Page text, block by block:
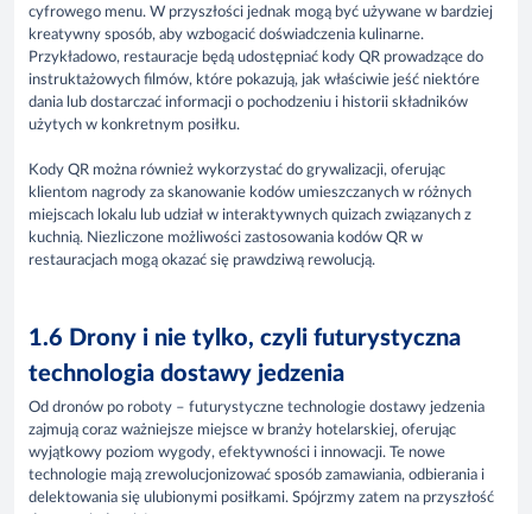
cyfrowego menu. W przyszłości jednak mogą być używane w bardziej
kreatywny sposób, aby wzbogacić doświadczenia kulinarne.
Przykładowo, restauracje będą udostępniać kody QR prowadzące do
instruktażowych filmów, które pokazują, jak właściwie jeść niektóre
dania lub dostarczać informacji o pochodzeniu i historii składników
użytych w konkretnym posiłku.
Kody QR można również wykorzystać do grywalizacji, oferując
klientom nagrody za skanowanie kodów umieszczanych w różnych
miejscach lokalu lub udział w interaktywnych quizach związanych z
kuchnią. Niezliczone możliwości zastosowania kodów QR w
restauracjach mogą okazać się prawdziwą rewolucją.
1.6 Drony i nie tylko, czyli futurystyczna
technologia dostawy jedzenia
Od dronów po roboty – futurystyczne technologie dostawy jedzenia
zajmują coraz ważniejsze miejsce w branży hotelarskiej, oferując
wyjątkowy poziom wygody, efektywności i innowacji. Te nowe
technologie mają zrewolucjonizować sposób zamawiania, odbierania i
delektowania się ulubionymi posiłkami. Spójrzmy zatem na przyszłość